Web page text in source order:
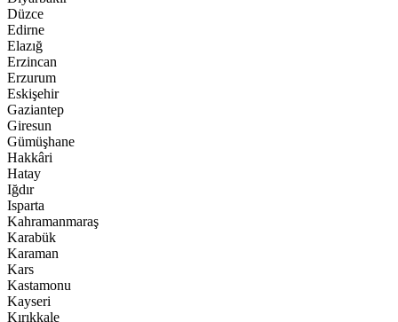
Düzce
Edirne
Elazığ
Erzincan
Erzurum
Eskişehir
Gaziantep
Giresun
Gümüşhane
Hakkâri
Hatay
Iğdır
Isparta
Kahramanmaraş
Karabük
Karaman
Kars
Kastamonu
Kayseri
Kırıkkale